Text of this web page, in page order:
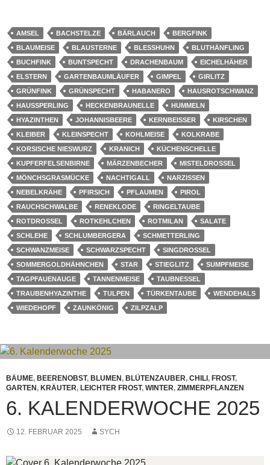
AMSEL BACHSTELZE BÄRLAUCH
BERGFINK
BLAUMEISE
BLAUSTERNE BLESSHUHN
BLUTHÄNFLING
BUCHFINK
BUNTSPECHT DRACHENBAUM
EICHELHÄHER
ELSTERN
GARTENBAUMLÄUFER GIMPEL
GIRLITZ
GRÜNFINK
GRÜNSPECHT HABANERO
HAUSROTSCHWANZ
HAUSSPERLING
HECKENBRAUNELLE
HUMMELN
HYAZINTHEN
JOHANNISBEERE KERNBEISSER
KIRSCHEN
KLEIBER
KLEINSPECHT KOHLMEISE
KOLKRABE
KORSISCHE NIESWURZ
KRANICH
KÜCHENSCHELLE
KUPFERFELSENBIRNE
MÄRZENBECHER
MISTELDROSSEL
MÖNCHSGRASMÜCKE
NACHTIGALL
NARZISSEN
NEBELKRÄHE
PFIRSICH PFLAUMEN
PIROL
RAUCHSCHWALBE
RENEKLODE
RINGELTAUBE
ROTDROSSEL
ROTKEHLCHEN ROTMILAN
SALATE
SCHLEHE
SCHLUMBERGERA
SCHMETTERLING
SCHWANZMEISE
SCHWARZSPECHT
SINGDROSSEL
SOMMERGOLDHÄHNCHEN
STAR STIEGLITZ
SUMPFMEISE
TAGPFAUENAUGE
TANNENMEISE
TAUBNESSEL
TRAUBENHYAZINTHE
TULPEN TÜRKENTAUBE
WENDEHALS
WIEDEHOPF
ZAUNKÖNIG ZILPZALP
BÄUME, BEERENOBST, BLUMEN, BLÜTENZAUBER, CHILI, FROST,
GARTEN, KRÄUTER, LEICHTER FROST, WINTER, ZIMMERPFLANZEN
6. KALENDERWOCHE 2025
12. FEBRUAR 2025 SYCH